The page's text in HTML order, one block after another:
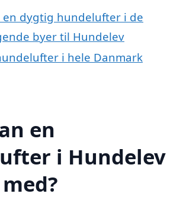
en dygtig hundelufter i de
byer til Hundelev
i hele Danmark
en
i Hundelev